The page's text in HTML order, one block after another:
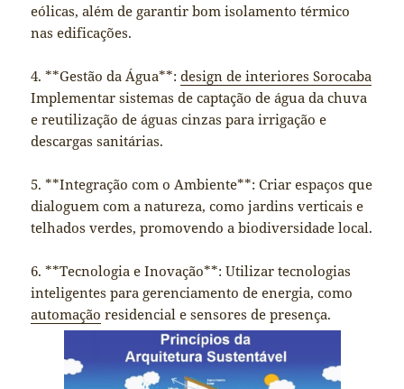
eólicas, além de garantir bom isolamento térmico
nas edificações.
4. **Gestão da Água**:design de interiores Sorocaba
Implementar sistemas de captação de água da chuva
e reutilização de águas cinzas para irrigação e
descargas sanitárias.
5. **Integração com o Ambiente**: Criar espaços que
dialoguem com a natureza, como jardins verticais e
telhados verdes, promovendo a biodiversidade local.
6. **Tecnologia e Inovação**: Utilizar tecnologias
inteligentes para gerenciamento de energia, como
automação residencial e sensores de presença.